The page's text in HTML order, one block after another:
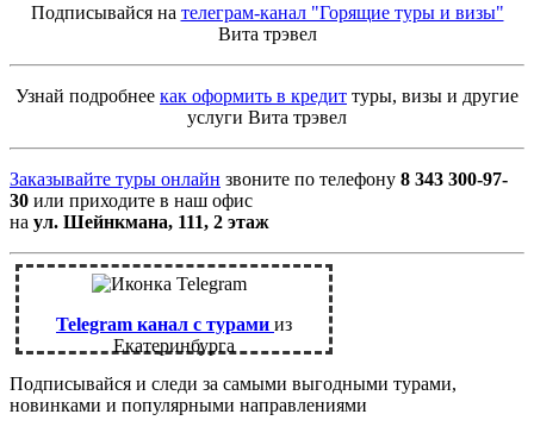
Подписывайся на телеграм-канал "Горящие туры и визы"
Вита трэвел
Узнай подробнее как оформить в кредит туры, визы и другие
услуги Вита трэвел
Заказывайте туры онлайн звоните по телефону 8 343 300-97-
30 или приходите в наш офис
на ул. Шейнкмана, 111, 2 этаж
Telegram канал с турами из
Екатеринбурга
Подписывайся и следи за самыми выгодными турами,
новинками и популярными направлениями